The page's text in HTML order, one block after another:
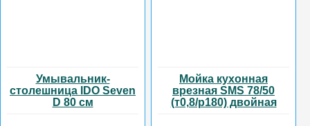
Умывальник-
столешница IDO Seven
D 80 см
Мойка кухонная
врезная SMS 78/50
(т0,8/р180) двойная